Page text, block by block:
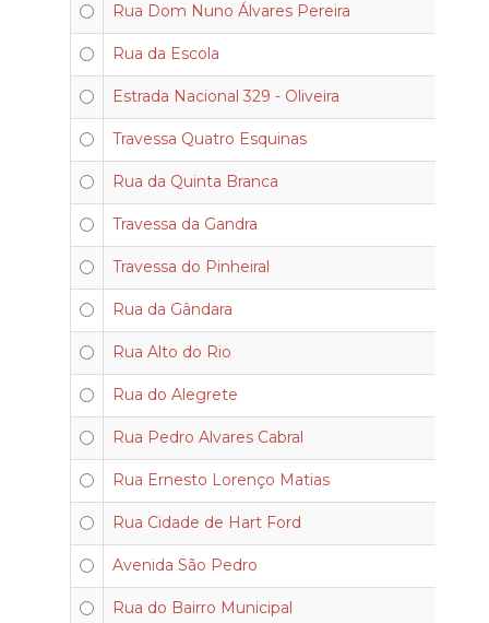
Rua Dom Nuno Álvares Pereira
Rua da Escola
Estrada Nacional 329 - Oliveira
Travessa Quatro Esquinas
Rua da Quinta Branca
Travessa da Gandra
Travessa do Pinheiral
Rua da Gândara
Rua Alto do Rio
Rua do Alegrete
Rua Pedro Alvares Cabral
Rua Ernesto Lorenço Matias
Rua Cidade de Hart Ford
Avenida São Pedro
Rua do Bairro Municipal